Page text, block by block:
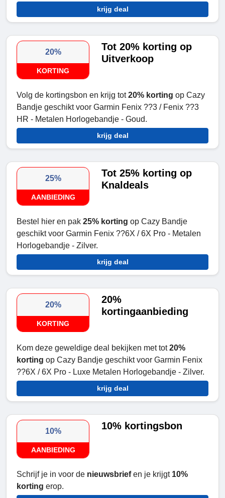
krijg deal
20%
KORTING
Tot 20% korting op
Uitverkoop
Volg de kortingsbon en krijg tot20% korting op Cazy
Bandje geschikt voor Garmin Fenix ??3 / Fenix ??3
HR - Metalen Horlogebandje - Goud.
krijg deal
25%
AANBIEDING
Tot 25% korting op
Knaldeals
Bestel hier en pak 25% korting op Cazy Bandje
geschikt voor Garmin Fenix ??6X / 6X Pro - Metalen
Horlogebandje - Zilver.
krijg deal
20%
KORTING
20%
kortingaanbieding
Kom deze geweldige deal bekijken met tot20%
korting op Cazy Bandje geschikt voor Garmin Fenix
??6X / 6X Pro - Luxe Metalen Horlogebandje - Zilver.
krijg deal
10%
AANBIEDING
10% kortingsbon
Schrijf je in voor de nieuwsbriefen je krijgt 10%
korting erop.